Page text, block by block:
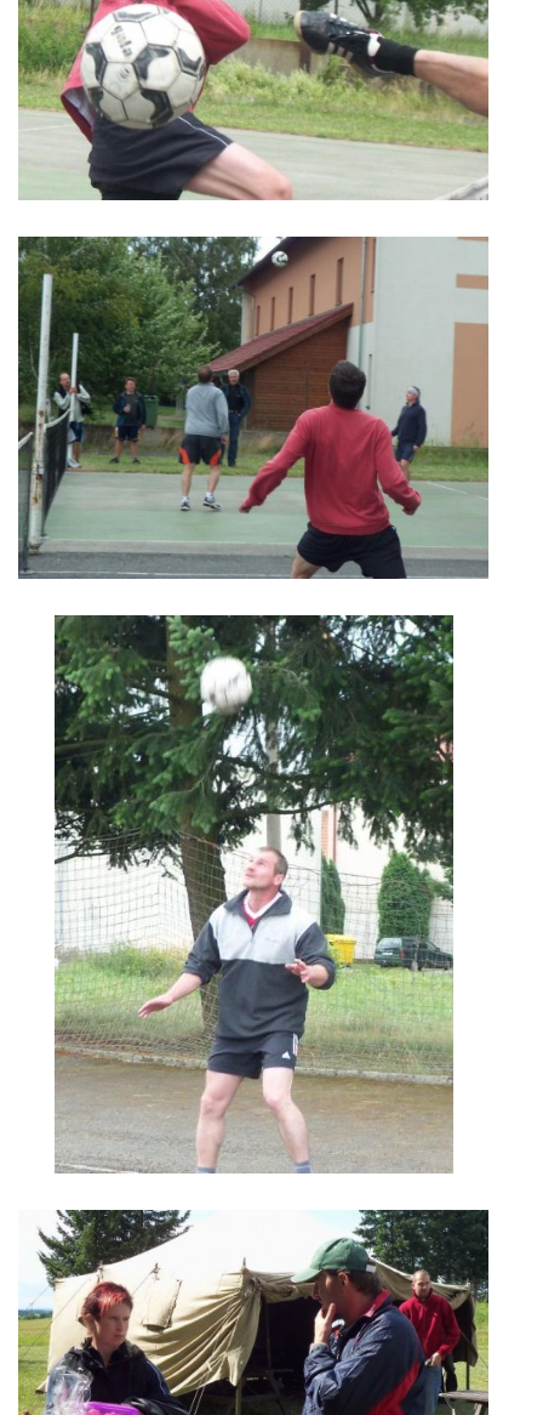
SLUŽBY
KNIHOVNÍ ŘÁD
HRY, KVÍZY, VZDĚLÁVÁNÍ ON-LINE
Obecní knihovna Chrášťany
Chrášťany 74
373 04
knihovnachrastany@seznam.cz
© 2026 eStránky.cz |RSS| WebSlice | Tisk | Aktualizováno: 1. 8. 2026
Nahoru ↑